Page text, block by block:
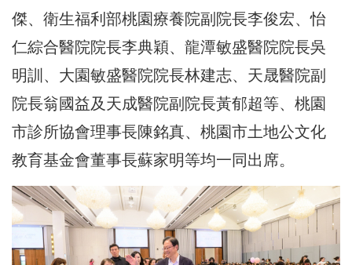
傑、衛生福利部桃園療養院副院長李俊宏、怡
仁綜合醫院院長李典穎、龍潭敏盛醫院院長吳
明訓、大園敏盛醫院院長林建志、天晟醫院副
院長翁國益及天成醫院副院長黃郁超等、桃園
市診所協會理事長陳銘真、桃園市土地公文化
教育基金會董事長蘇家明等均一同出席。